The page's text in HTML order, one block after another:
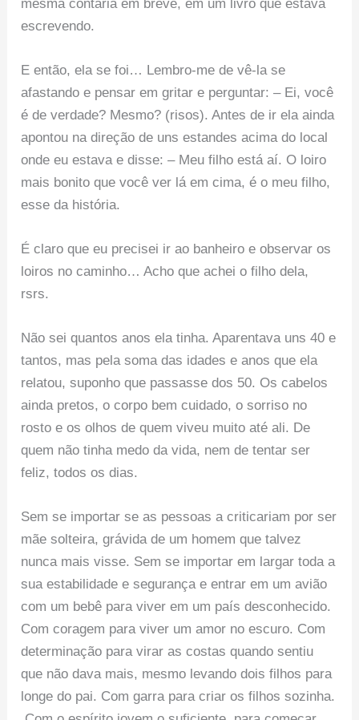
mesma contaria em breve, em um livro que estava
escrevendo.
E então, ela se foi… Lembro-me de vê-la se
afastando e pensar em gritar e perguntar: – Ei, você
é de verdade? Mesmo? (risos). Antes de ir ela ainda
apontou na direção de uns estandes acima do local
onde eu estava e disse: – Meu filho está aí. O loiro
mais bonito que você ver lá em cima, é o meu filho,
esse da história.
É claro que eu precisei ir ao banheiro e observar os
loiros no caminho… Acho que achei o filho dela,
rsrs.
Não sei quantos anos ela tinha. Aparentava uns 40 e
tantos, mas pela soma das idades e anos que ela
relatou, suponho que passasse dos 50. Os cabelos
ainda pretos, o corpo bem cuidado, o sorriso no
rosto e os olhos de quem viveu muito até ali. De
quem não tinha medo da vida, nem de tentar ser
feliz, todos os dias.
Sem se importar se as pessoas a criticariam por ser
mãe solteira, grávida de um homem que talvez
nunca mais visse. Sem se importar em largar toda a
sua estabilidade e segurança e entrar em um avião
com um bebê para viver em um país desconhecido.
Com coragem para viver um amor no escuro. Com
determinação para virar as costas quando sentiu
que não dava mais, mesmo levando dois filhos para
longe do pai. Com garra para criar os filhos sozinha.